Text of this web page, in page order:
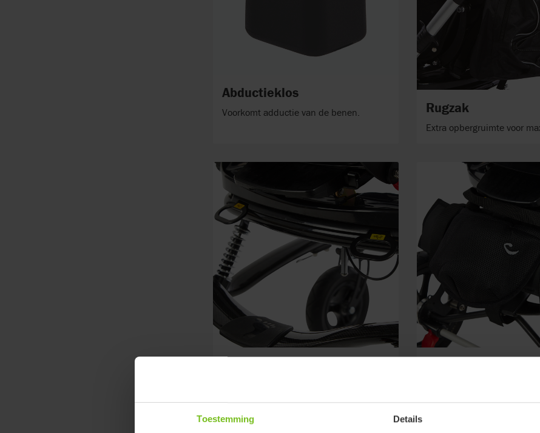
Toestemming Details
Abductieklos
Voorkomt adductie van de benen. Rugzak
Extra opbergruimte voor
getest en goedgekeurd. Onderdeel van
de Stingray transportbevestiging zijn